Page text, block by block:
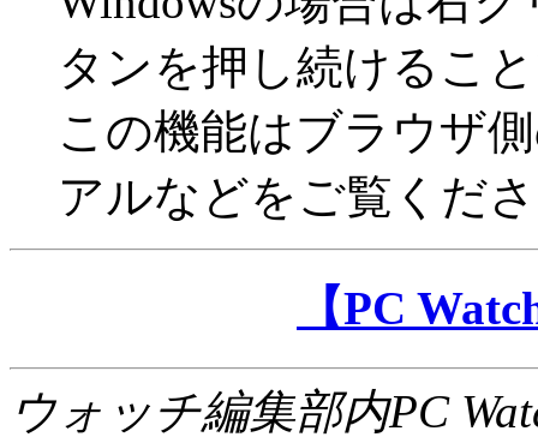
タンを押し続けるこ
この機能はブラウザ
アルなどをご覧くだ
【PC
ウォッチ編集部内PC